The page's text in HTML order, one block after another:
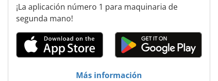
Kobold
Leifeld
Loher
Maquinas Hoffmann
¡La aplicación número 1 para maquinaria de
segunda mano!
Más información